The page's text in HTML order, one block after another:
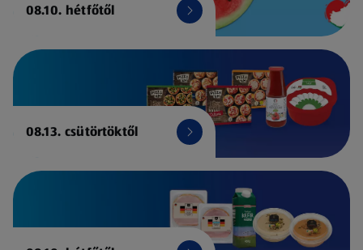
08.10. hétfőtől
08.13. csütörtöktől